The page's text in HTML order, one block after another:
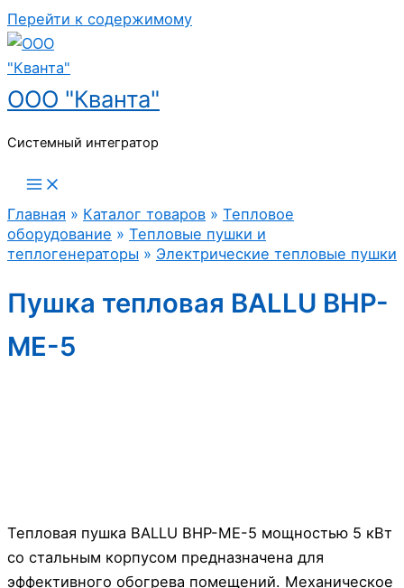
Перейти к содержимому
ООО "Кванта"
Системный интегратор
Главная » Каталог товаров » Тепловое
оборудование » Тепловые пушки и
теплогенераторы » Электрические тепловые пушки
Пушка тепловая BALLU BHP-
ME-5
Тепловая пушка BALLU BHP-ME-5 мощностью 5 кВт
со стальным корпусом предназначена для
эффективного обогрева помещений. Механическое